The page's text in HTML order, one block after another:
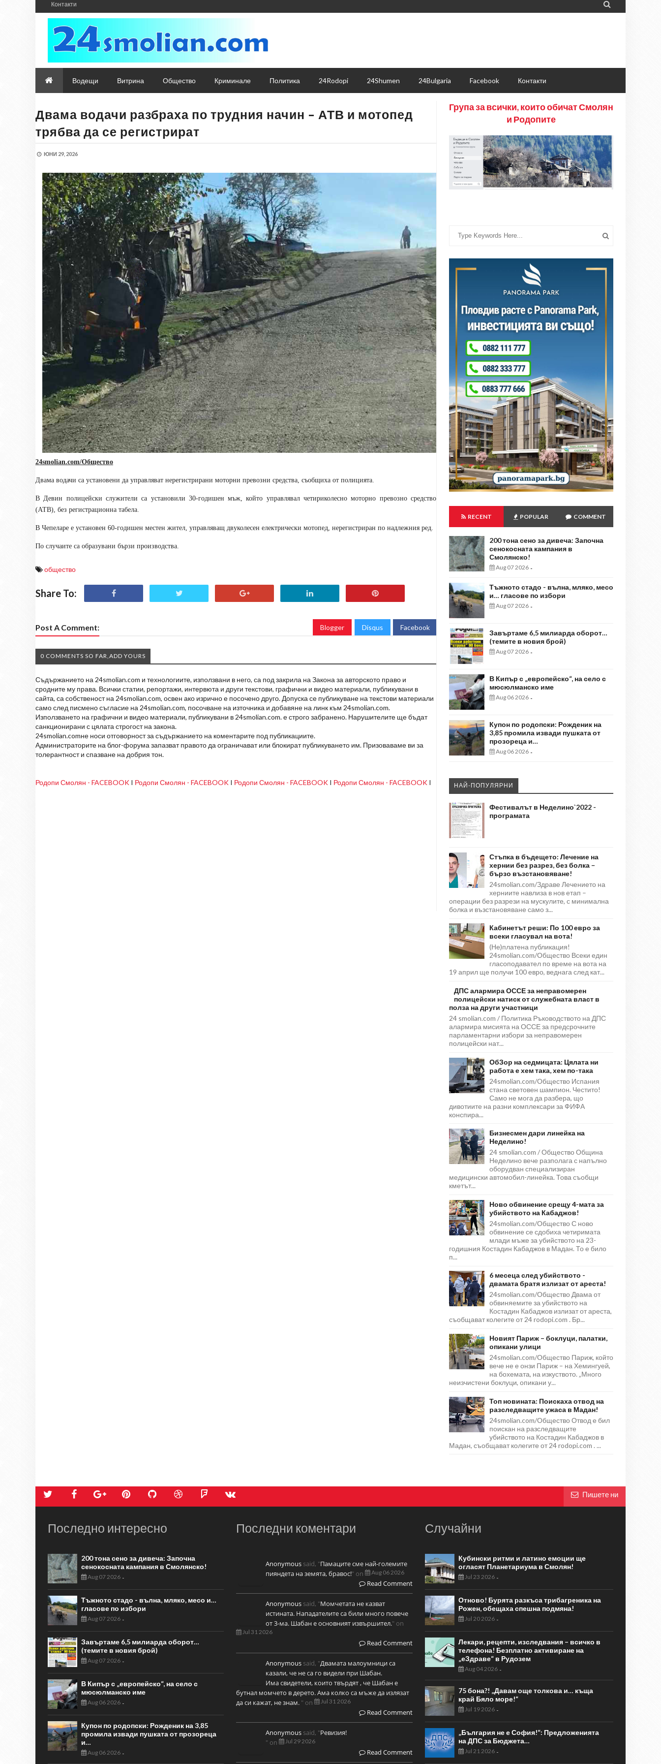
Контакти 
Водещи Витрина Общество Криминале Политика 24Rodopi 24Shumen 24Bulgaria Facebook Контакти
Двама водачи разбраха по трудния начин – АТВ и мотопед
трябва да се регистрират
ЮНИ 29, 2026
24smolian.com/Общество
Двама водачи са установени да управляват нерегистрирани моторни превозни средства, съобщиха от полицията.
В Девин полицейски служители са установили 30-годишен мъж, който управлявал четириколесно моторно превозно средство
(АТВ), без регистрационна табела.
В Чепеларе е установен 60-годишен местен жител, управляващ двуколесен електрически мотопед, нерегистриран по надлежния ред.
По случаите са образувани бързи производства.
общество
Share To:
Post A Comment: Blogger Disqus Facebook
0 COMMENTS SO FAR,ADD YOURS
Съдържанието на 24smolian.com и технологиите, използвани в него, са под закрила на Закона за авторското право и
сродните му права. Всички статии, репортажи, интервюта и други текстови, графични и видео материали, публикувани в
сайта, са собственост на 24smolian.com, освен ако изрично е посочено друго. Допуска се публикуване на текстови материали
само след писмено съгласие на 24smolian.com, посочване на източника и добавяне на линк към 24smolian.com.
Използването на графични и видео материали, публикувани в 24smolian.com. е строго забранено. Нарушителите ще бъдат
санкционирани с цялата строгост на закона.
24smolian.comне носи отговорност за съдържанието на коментарите под публикациите.
Администраторите на блог-форума запазват правото да ограничават или блокират публикуването им. Призоваваме ви за
толерантност и спазване на добрия тон.
Родопи Смолян - FACEBOOK I Родопи Смолян - FACEBOOK I Родопи Смолян - FACEBOOK I Родопи Смолян - FACEBOOK I
Група за всички, които обичат Смолян
и Родопите
RECENT POPULAR COMMENT
200 тона сено за дивеча: Започна
сенокосната кампания в
Смолянско!
Aug 07 2026 -
Тъжното стадо - вълна, мляко, месо
и… гласове по избори
Aug 07 2026 -
Завъртаме 6,5 милиарда оборот…
(темите в новия брой)
Aug 07 2026 -
В Кипър с „европейско“, на село с
мюсюлманско име
Aug 06 2026 -
Купон по родопски: Рожденик на
3,85 промила извади пушката от
прозореца и…
Aug 06 2026 -
НАЙ-ПОПУЛЯРНИ
Фестивалът в Неделино`2022 -
програмата
Стъпка в бъдещето: Лечение на
хернии без разрез, без болка –
бързо възстановяване!
24smolian.com/Здраве Лечението на
херниите навлиза в нов етап –
операции без разрези на мускулите, с минимална
болка и възстановяване само з...
Кабинетът реши: По 100 евро за
всеки гласувал на вота!
(Не)платена публикация!
24smolian.com/Общество Всеки един
гласоподавател по време на вота на
19 април ще получи 100 евро, веднага след кат...
ДПС алармира ОССЕ за неправомерен
полицейски натиск от служебната власт в
полза на други участници
24 smolian.com / Политика Ръководството на ДПС
алармира мисията на ОССЕ за предсрочните
парламентарни избори за неправомерен
полицейски нат...
ОбЗор на седмицата: Цялата ни
работа е хем така, хем по-така
24smolian.com/Общество Испания
стана световен шампион. Честито!
Само не мога да разбера, що
дивотиите на разни комплексари за ФИФА
конспира...
Бизнесмен дари линейка на
Неделино!
24 smolian.com / Общество Община
Неделино вече разполага с напълно
оборудван специализиран
медицински автомобил-линейка. Това съобщи
кметът...
Ново обвинение срещу 4-мата за
убийството на Кабаджов!
24smolian.com/Общество С ново
обвинение се сдобиха четиримата
млади мъже за убийството на 23-
годишния Костадин Кабаджов в Мадан. То е било
п...
6 месеца след убийството -
двамата братя излизат от ареста!
24smolian.com/Общество Двама от
обвиняемите за убийството на
Костадин Кабаджов излизат от ареста,
съобщават колегите от 24 rodopi.com . Бр...
Новият Париж – боклуци, палатки,
опикани улици
24smolian.com/Общество Париж, който
вече не е онзи Париж – на Хемингуей,
на бохемата, на изкуството. „Много
неизчистени боклуци, опикани у...
Топ новината: Поискаха отвод на
разследващите ужаса в Мадан!
24smolian.com/Общество Отвод е бил
поискан на разследващите
убийството на Костадин Кабаджов в
Мадан, съобщават колегите от 24 rodopi.com . ...
Пишете ни
Последно интересно
200 тона сено за дивеча: Започна
сенокосната кампания в Смолянско!
Aug 07 2026 -
Тъжното стадо - вълна, мляко, месо и…
гласове по избори
Aug 07 2026 -
Завъртаме 6,5 милиарда оборот…
(темите в новия брой)
Aug 07 2026 -
В Кипър с „европейско“, на село с
мюсюлманско име
Aug 06 2026 -
Купон по родопски: Рожденик на 3,85
промила извади пушката от прозореца
и…
Aug 06 2026 -
Последни коментари
Anonymous said, "Памаците сме най-големите
пияндета на земята, бравос!" on Aug 06 2026
Read Comment
Anonymous said, "Момчетата не казват
истината. Нападателите са били много повече
от 3-ма. Шабан е основният извършител." on
Jul 31 2026
Read Comment
Anonymous said, "Двамата малоумници са
казали, че не са го видели при Шабан.
Има свидетели, които твърдят , че Шабан е
бутнал момчето в дерето. Ама колко са мъже да излязат
да си кажат, не знам. " on Jul 31 2026
Read Comment
Anonymous said, "Ревизия!
" on
Jul 29 2026
Read Comment
Случайни
Кубински ритми и латино емоции ще
огласят Планетариума в Смолян!
Jul 23 2026-
Отново! Бурята разкъса трибагреника на
Рожен, обещаха спешна подмяна!
Jul 20 2026-
Лекари, рецепти, изследвания – всичко в
телефона! Безплатно активиране на
„еЗдраве“ в Рудозем
Aug 04 2026-
75 бона?! „Давам още толкова и… къща
край Бяло море!“
Jul 19 2026-
„България не е София!“: Предложенията
на ДПС за Бюджета…
Jul 21 2026-